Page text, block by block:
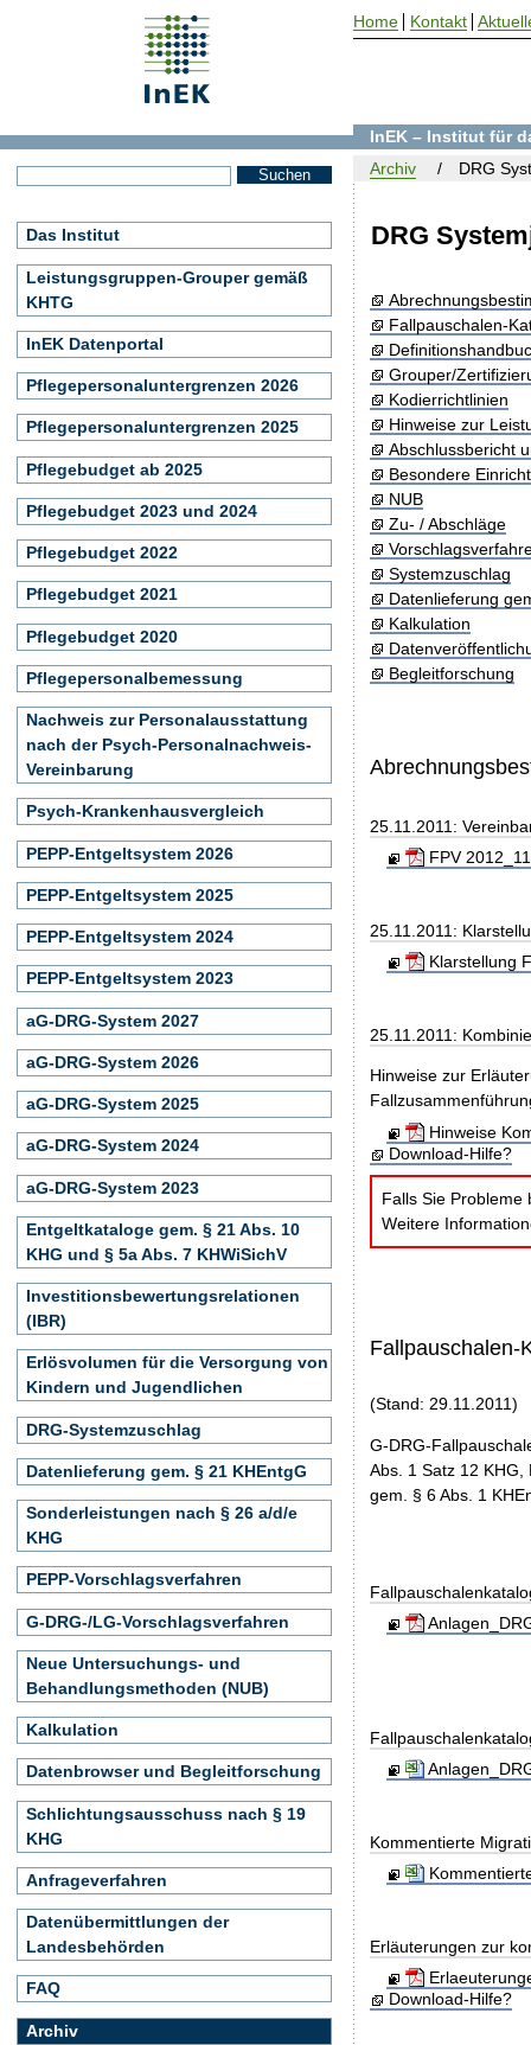
DRG
Fallpauschalen-
Grouper/
Kodierrichtlinien
Hinweise zur
Abschlussbericht
Besondere
NUB
Zu- / Abschläge
Systemzuschlag
Datenlieferung
Kalkulation
Begleitforschung
25.11.2011:
FPV
25.11.2011:
Klarstellung
25.11.2011:
Hinweise zur
Hinweise
Download-Hilfe?
Falls Sie Probleme
Weitere
Fallpauschalen-
(Stand: 29.11.2011)
G-DRG-
Abs. 1 Satz 12
gem. § 6 Abs. 1
Kommentierte
Erläuterungen zur
Download-Hilfe?
InEK – Institut für
Archiv
DRG
Das Institut
Leistungsgruppen-Grouper gemäß
KHTG
InEK Datenportal
Pflegepersonaluntergrenzen 2026
Pflegepersonaluntergrenzen 2025
Pflegebudget ab 2025
Pflegebudget 2023 und 2024
Pflegebudget 2022
Pflegebudget 2021
Pflegebudget 2020
Pflegepersonalbemessung
Nachweis zur Personalausstattung
nach der Psych-Personalnachweis-
Vereinbarung
Psych-Krankenhausvergleich
PEPP-Entgeltsystem 2026
PEPP-Entgeltsystem 2025
PEPP-Entgeltsystem 2024
PEPP-Entgeltsystem 2023
aG-DRG-System 2027
aG-DRG-System 2026
aG-DRG-System 2025
aG-DRG-System 2024
aG-DRG-System 2023
Entgeltkataloge gem. § 21 Abs. 10
KHG und § 5a Abs. 7 KHWiSichV
Investitionsbewertungsrelationen
(IBR)
Erlösvolumen für die Versorgung von
Kindern und Jugendlichen
DRG-Systemzuschlag
Datenlieferung gem. § 21 KHEntgG
Sonderleistungen nach § 26 a/d/e
KHG
PEPP-Vorschlagsverfahren
G-DRG-/LG-Vorschlagsverfahren
Neue Untersuchungs- und
Behandlungsmethoden (NUB)
Kalkulation
Datenbrowser und Begleitforschung
Schlichtungsausschuss nach § 19
KHG
Anfrageverfahren
Datenübermittlungen der
Landesbehörden
FAQ
Archiv
Home Kontakt